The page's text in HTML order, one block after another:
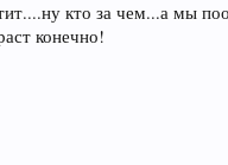
кто за чем...а мы
конечно!